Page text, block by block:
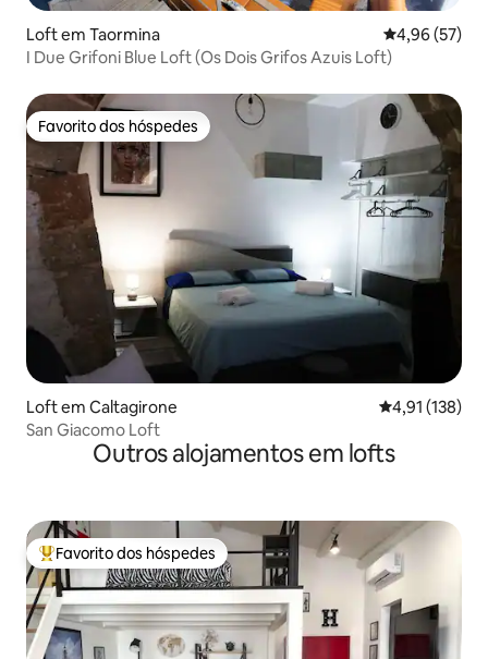
Loft em Taormina Classificação
4,96 (57)
I Due Grifoni Blue Loft (Os Dois Grifos Azuis Loft)
Favorito dos hóspedes
Favorito dos hóspedes
Loft em Caltagirone Classificação
4,91 (138)
San Giacomo Loft
Outros alojamentos em lofts
Favoritos dos hóspedes mais apreciados
Favorito dos hóspedes